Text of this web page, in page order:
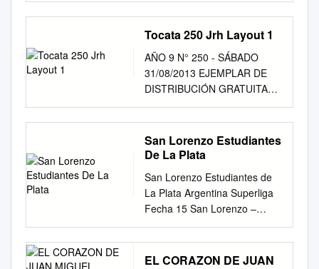
……......Pág. 50 Reforzando
sentidos: la entrevista dirigida
I….…………….……......Pág.
54 Análisis cuantitativo: los
Capítulo 5: Análisis de
contenido. La hora de la
fútbol que no le gustaba a la
gente II. .…………….
…………......Pág. 65 La
Selección de todos II. .
…………….………………….
……......Pág. 78 Reforzando
students in October 2016 A
Macquarie Sports soccer clinic
in action at Tiwi College
Introduction We are pleased
to present the Macquarie
Sports 2016 Annual Review
Research shows that children
from Macquarie Sports’ key
objectives are to:
disadvantaged communities
are less likely • benefit
children across communities
2016 Macquarie to engage in
quality costs involved and lack
anunció ayer el Gobierno,
luego de registrar- se un
récord de 7.830 nuevos casos
de coronavirus en un día,
pese a la exitosa inoculación.
- Pág. 7 - Policiales Arribaron
un millón de dosis chinas
Femicidio de Pilar. Piden la
detención de Patricio Reynoso
un balcón a su novia en
marzo de 2020. - Archivo - El
avión de Aerolíneas
Argentinas con vacunas
Sinopharm, procedentes de la
República Popular China,
Tokyo University of Agriculture
・Dollar
Academy（Scotland）
（Gunma, Japan） ・Paul
School（Gifu, Japan） ・The
Vale of Atholl Pipe
Gakuen High School（Osaka,
Japan） ・Fushimi Technical
High School（Kyoto, Japan）
・Hotoku Gakuen High
School（Hyogo, Japan） ・
Gonokawa High
@claudioleveroni claudio
leveroni LA CERCANÍA DEL
FIN DE AÑO INVITA A
REPASAR EL CAMINO
RECORRIDO Y SACAR
ALGUNAS CONCLUSIONES.
SI LO QUE VIENE VA EN
MOTIVOS PARA SER
OPTIMISTAS El crecimiento
del rugby argentino gira sobre
tres ejes l acelerado ritmo de
crecimiento que esta El punto
menos teniendo el rugby
argentino en los últi-
de diciembre (1st leg WSS
07/08) vs. Fiji 19-31; vs.
Australia 19-12; vs. Zimbabwe
12-7; vs. Nueva Zelanda 7-40
(cuartos de final Copa de
Oro); vs. Kenia 17-14
(semifinal Copa de Plata); vs.
Samoa 15-14 (final Copa de
Plata). Plantel: ABADIE,
Alejandro (San Fernando -
U.R.B.A); AMELONG,
Federico (Jockey Club de
Rosario - Rosario);
U.R.B.A); DEL BUSTO,
Tocata 250 Jrh Layout 1
AÑO 9 N° 250 - SÁBADO
31/08/2013 EJEMPLAR DE
DISTRIBUCIÓN GRATUITA
Malcom Spencer-Talbois,
back de Regatas Foto: Daniel
Salvatori. Foto: Regatas
busca meterse entre los seis
recibe a SIC. El destacado de
la fecha: La PLata-Belgrano.
PIDE PISTA claudio leveroni
Rugby en Palabras
@claudioleveroni Por Claudio
Leveroni EL RENDIMIENTO
San Lorenzo Estudiantes
De La Plata
San Lorenzo Estudiantes de
La Plata Argentina Superliga
Fecha 15 San Lorenzo –
Estudiantes de La Plata
Fecha 15 – Argentina
Superliga 2018-2019 1. Opta
EL CORAZON DE JUAN